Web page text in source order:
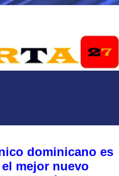
dominicano es
mejor nuevo